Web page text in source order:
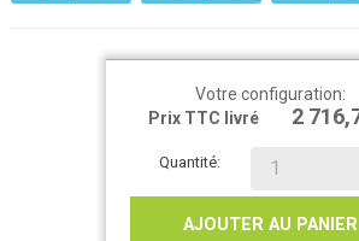
Votre configuration:
Prix TTC livré
2
Quantité:
AJOUTER AU PANIER